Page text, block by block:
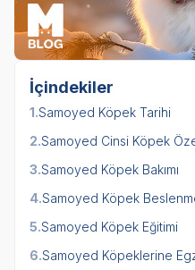
İçindekiler
1.Samoyed Köpek Tarihi
2.Samoyed Cinsi Köpek
3.Samoyed Köpek Bakımı
4.Samoyed Köpek
5.Samoyed Köpek Eğitimi
6.Samoyed Köpeklerine